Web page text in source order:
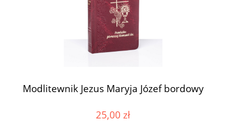
Modlitewnik Jezus Maryja Józef bordowy
25,00 zł